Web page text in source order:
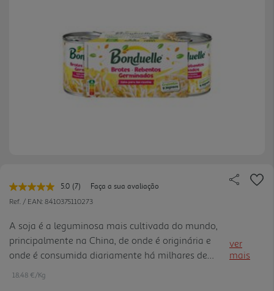
5.0 Leu
7
Link
para
a
mesma
página.
(7)
Faça a sua avaliação
Ref. / EAN: 8410375110273
A soja é a leguminosa mais cultivada do mundo,
principalmente na China, de onde é originária e
onde é consumida diariamente há milhares de
anos. Com este produto, a Bonduelle propõe-lhe
ver
mais
18.48 €/Kg